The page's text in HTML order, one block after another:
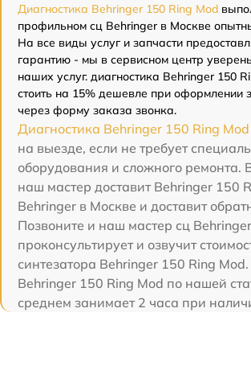
Диагностика Behringer 150 Ring Mod
профильном сц Behringer в Москве
На все виды услуг и запчасти
гарантию - мы в сервисном центр
наших услуг. диагностика Behringer 150
стоить на 15% дешевле при оформлении
через форму заказа звонка.
Диагностика Behringer 150 Ring Mod
на выезде, если не требует
оборудования и сложного ремонта.
наш мастер доставит Behringer 150
Behringer в Москве и доставит
Позвоните и наш мастер сц
проконсультирует и озвучит
синтезатора Behringer 150 Ring
Behringer 150 Ring Mod по нашей
среднем занимает 2 часа при